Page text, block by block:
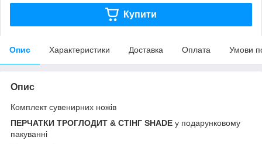
Купити
Опис Характеристики Доставка Оплата Умови
Опис
Комплект сувенирних ножів
ПЕРЧАТКИ ТРОГЛОДИТ & СТІНГ SHADE у подарунковому
пакуванні